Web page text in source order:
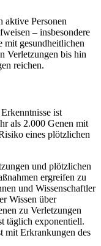
aktive Personen
– insbesondere
mit gesundheitlichen
Verletzungen bis hin
reichen.
ist
als 2.000 Genen mit
eines plötzlichen
und plötzlichen
ergreifen zu
und Wissenschaftler
Wissen über
zu Verletzungen
täglich exponentiell.
mit Erkrankungen des